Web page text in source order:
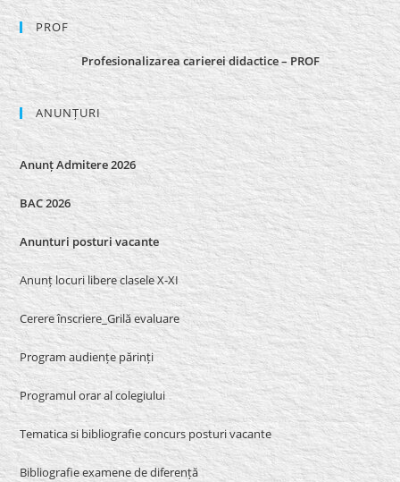
PROF
Profesionalizarea carierei didactice – PROF
ANUNȚURI
Anunț Admitere 2026
BAC 2026
Anunturi posturi vacante
Anunț locuri libere clasele X-XI
Cerere înscriere_Grilă evaluare
Program audiențe părinți
Programul orar al colegiului
Tematica si bibliografie concurs posturi vacante
Bibliografie examene de diferență